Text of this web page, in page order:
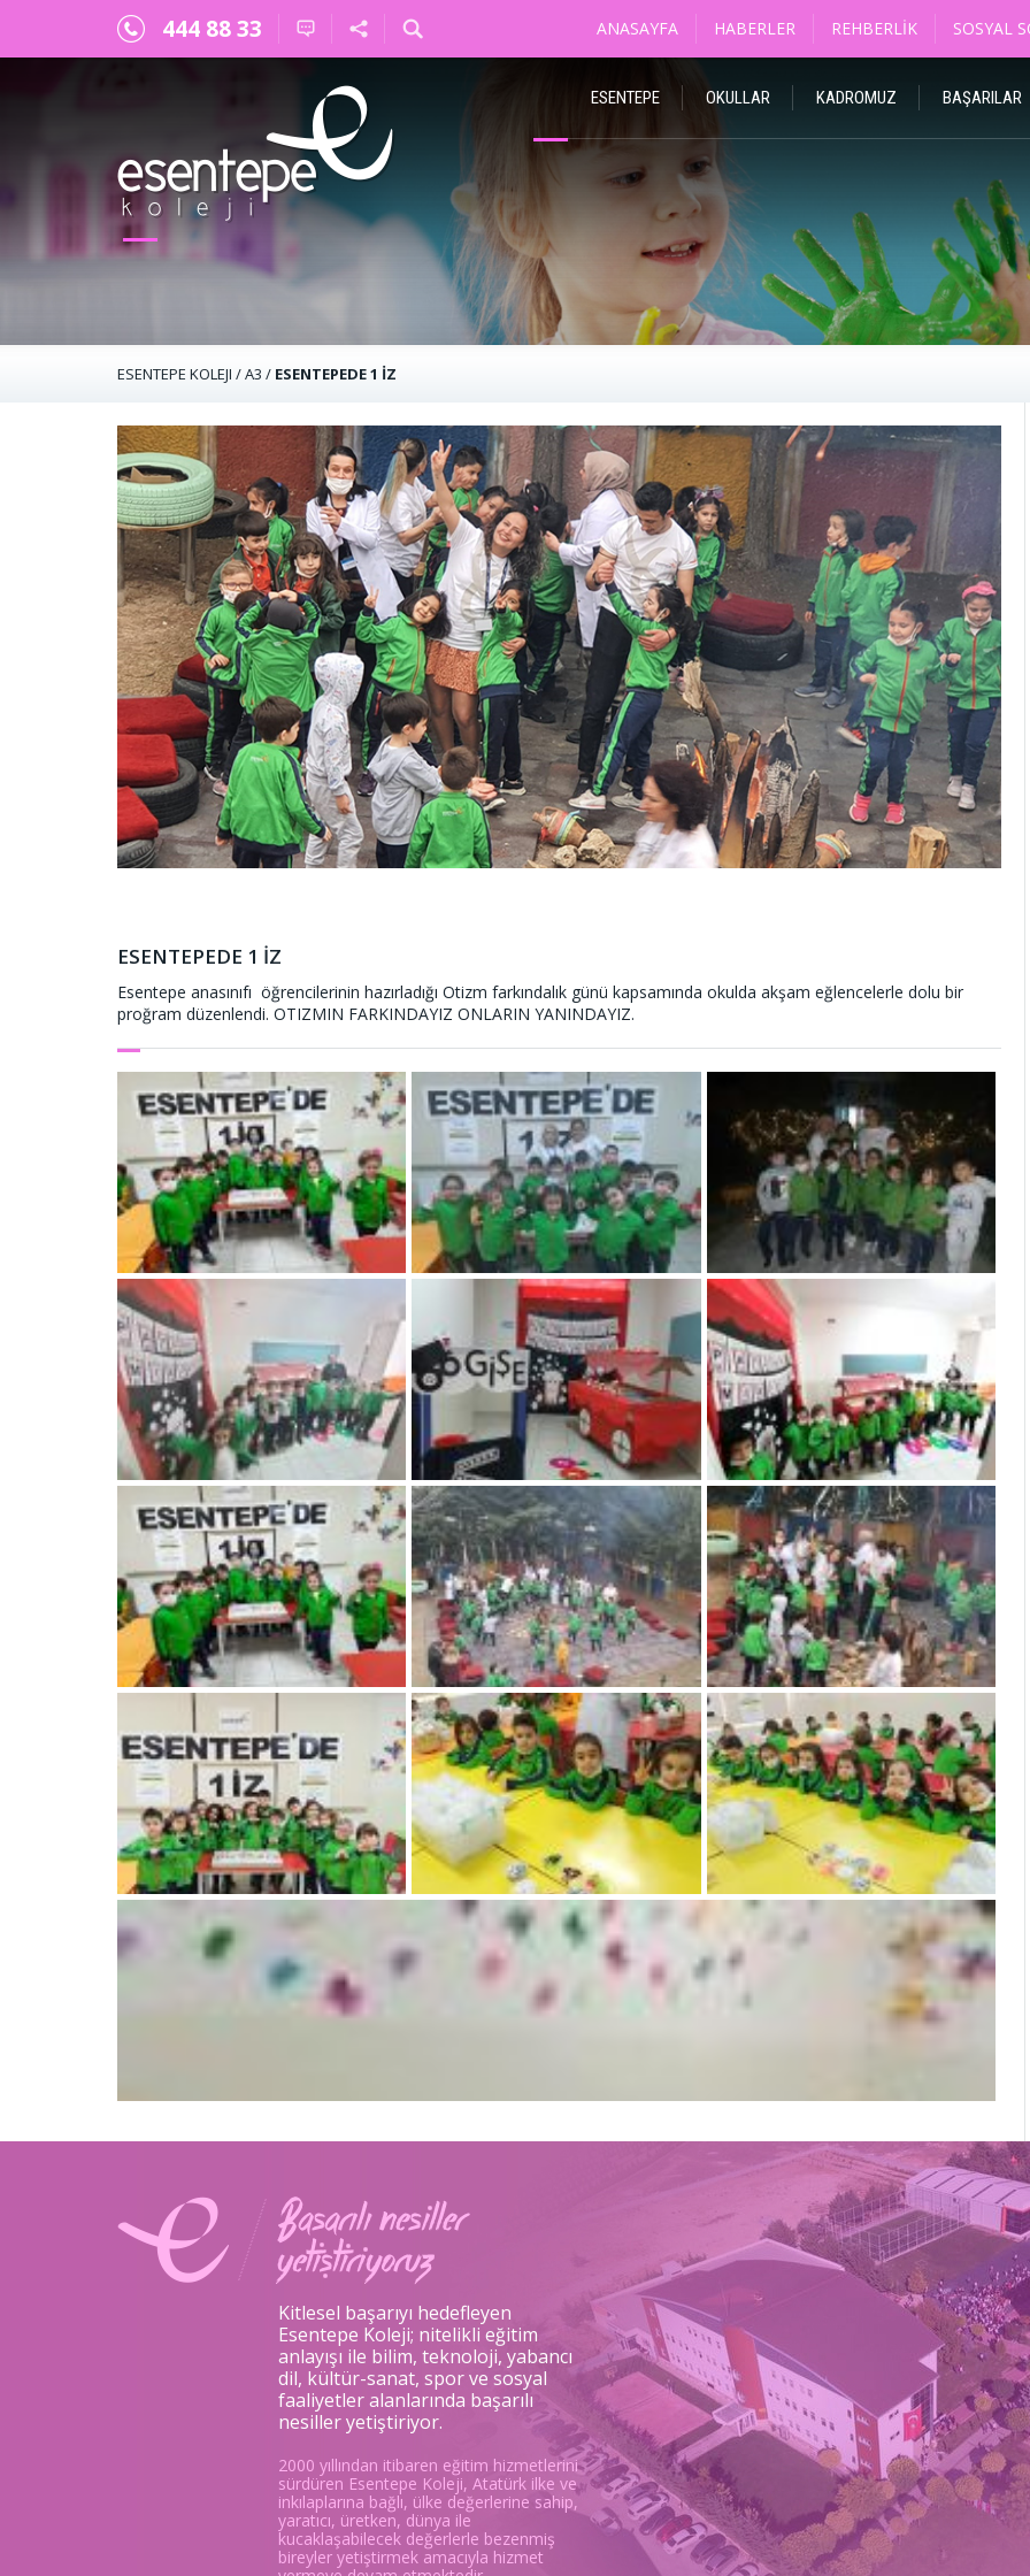
444 88 33 ANASAYFA HABERLER REHBERLIK SOSYAL
ESENTEPE OKULLAR KADROMUZ BAŞARILAR
×
Esentepe'de Yaşam
Sosyal Sorumluluk
ESENTEPE KOLEJI /A3 / ESENTEPEDE 1 İZ
ESENTEPEDE 1 İZ
Esentepe anasınıfı öğrencilerinin hazırladığı Otizm farkındalık günü kapsamında okulda akşam eğlencelerle dolu bir
proğram düzenlendi. OTIZMIN FARKINDAYIZ ONLARIN YANINDAYIZ.
Kitlesel başarıyı hedefleyen
Esentepe Koleji; nitelikli eğitim
anlayışı ile bilim, teknoloji, yabancı
dil, kültür-sanat, spor ve sosyal
faaliyetler alanlarında başarılı
nesiller yetiştiriyor.
2000 yıllından itibaren eğitim hizmetlerini
sürdüren Esentepe Koleji, Atatürk ilke ve
inkılaplarına bağlı, ülke değerlerine sahip,
yaratıcı, üretken, dünya ile
kucaklaşabilecek değerlerle bezenmiş
bireyler yetiştirmek amacıyla hizmet